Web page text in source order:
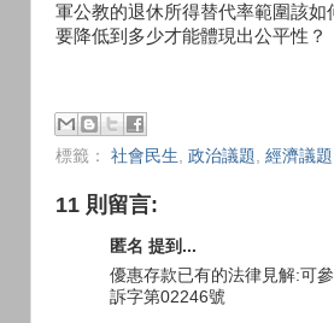
軍公教的退休所得替代率範圍該
要降低到多少才能體現出公平性？
標籤： 社會民生, 政治議題, 經濟議題
11 則留言:
匿名 提到...
優惠存款已有的法律見解:可
訴字第02246號